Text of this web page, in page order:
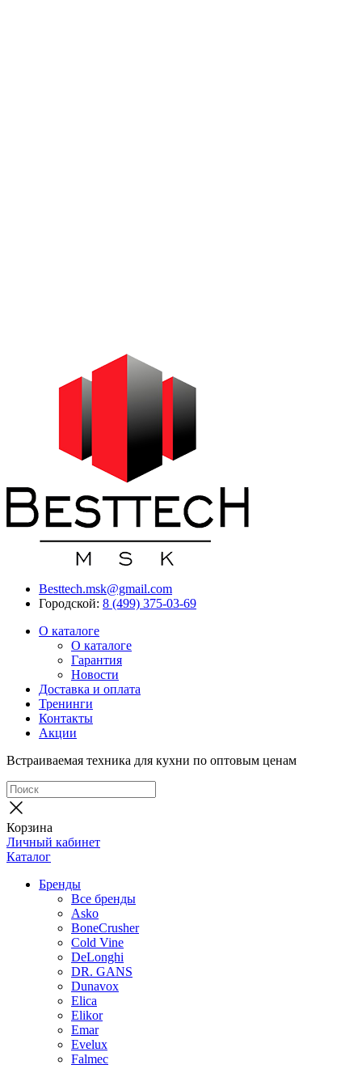
Besttech.msk@gmail.com
Городской: 8 (499) 375-03-69
О каталоге
О каталоге
Гарантия
Новости
Доставка и оплата
Тренинги
Контакты
Акции
Встраиваемая техника для кухни по оптовым ценам
Корзина
Личный кабинет
Каталог
Бренды
Все бренды
Asko
BoneCrusher
Cold Vine
DeLonghi
DR. GANS
Dunavox
Elica
Elikor
Emar
Evelux
Falmec